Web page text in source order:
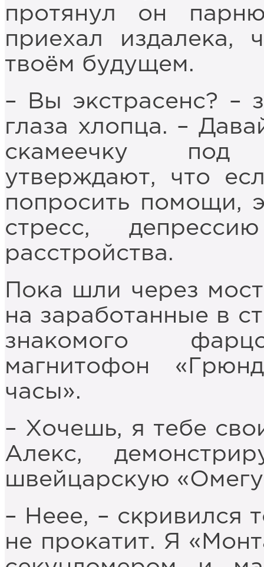
протянул он
приехал издалека,
твоём будущем.
– Вы экстрасенс? –
глаза хлопца. –
скамеечку под
утверждают, что
попросить помощи,
стресс,
расстройства.
Пока шли через
на заработанные в
знакомого
магнитофон
часы».
– Хочешь, я тебе
Алекс,
швейцарскую
– Неее, – скривился
не прокатит. Я